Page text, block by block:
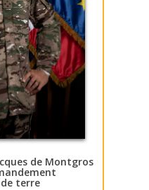
de Montgros
de terre